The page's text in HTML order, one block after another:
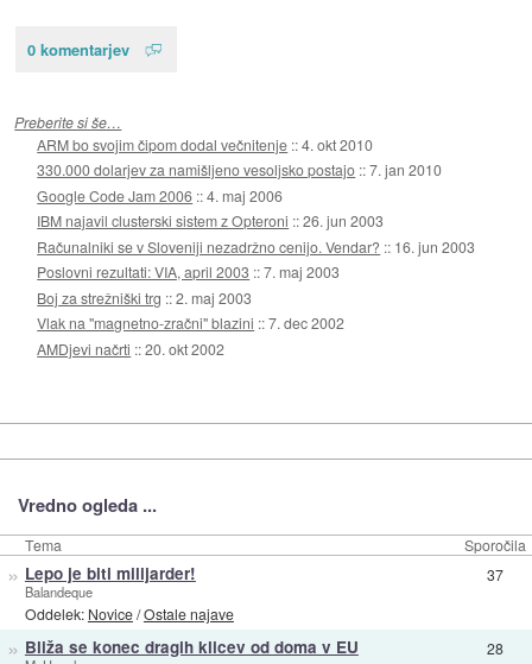
0 komentarjev
Preberite si še…
ARM bo svojim čipom dodal večnitenje ::4. okt 2010
330.000 dolarjev za namišljeno vesoljsko postajo ::7. jan 2010
Google Code Jam 2006 ::4. maj 2006
IBM najavil clusterski sistem z Opteroni ::26. jun 2003
Računalniki se v Sloveniji nezadržno cenijo. Vendar? :: 16. jun 2003
Poslovni rezultati: VIA, april 2003 ::7. maj 2003
Boj za strežniški trg ::2. maj 2003
Vlak na "magnetno-zračni" blazini ::7. dec 2002
AMDjevi načrti ::20. okt 2002
Vredno ogleda ...
Tema Sporočila
» Lepo je biti milijarder!
Balandeque
Oddelek: Novice/Ostale najave
37
» Bliža se konec dragih klicev od doma v EU 28